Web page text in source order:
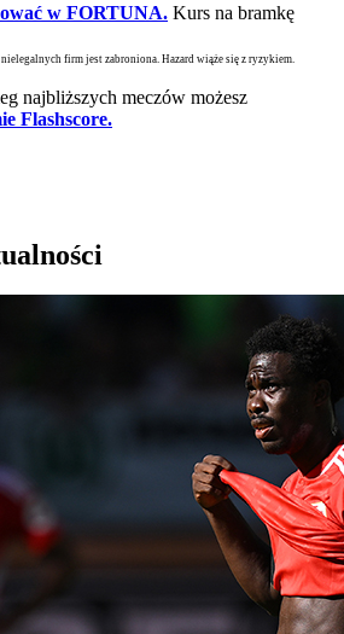
w FORTUNA. Kurs na bramkę
firm jest zabroniona. Hazard wiąże się z ryzykiem.
najbliższych meczów możesz
Flashscore.